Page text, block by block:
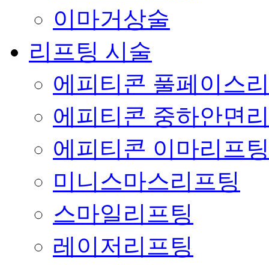
이마거상술
리프팅 시술
에피티콘 풀페이스
에피티콘 중하안면
에피티콘 이마리프팅
미니스마스리프팅
스마일리프팅
레이저리프팅